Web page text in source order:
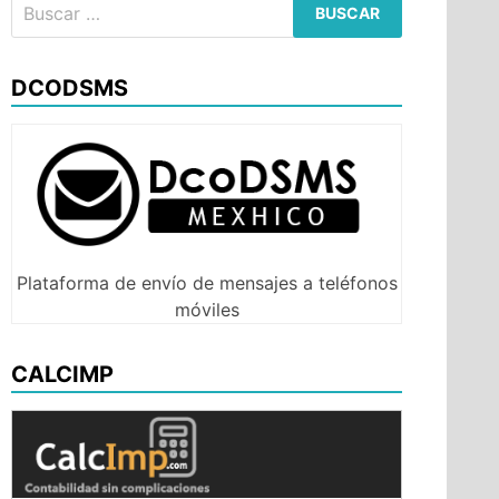
DCODSMS
Plataforma de envío de mensajes a teléfonos
móviles
CALCIMP